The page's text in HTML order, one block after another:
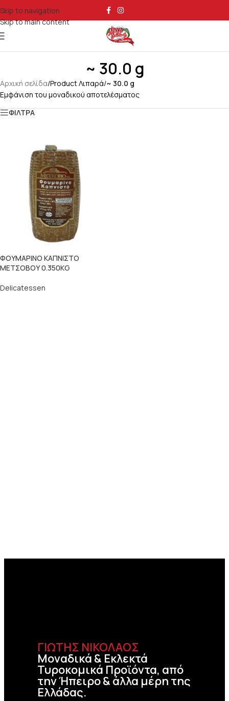
Skip to navigation
Skip to main content
~ 30.0 g
Αρχική σελίδα/Product Λιπαρά/~ 30.0 g
Εμφάνιση του μοναδικού αποτελέσματος
ΦΙΛΤΡΑ
ΦΟΥΜΑΡΙΝΟ ΚΑΠΝΙΣΤΟ
ΜΕΤΣΟΒΟΥ 0.350KG
Delicatessen
ΓΙΩΤΗΣ ΝΙΚΟΛΑΟΣ
Μοναδικά & Εκλεκτά
Τυροκομικά Προϊόντα, από
την Ήπειρο & άλλα μέρη της
Ελλάδας.